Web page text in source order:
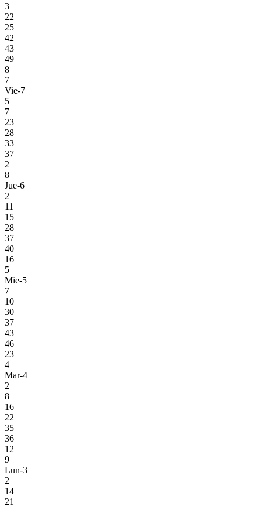
3
22
25
42
43
49
8
7
Vie-7
5
7
23
28
33
37
2
8
Jue-6
2
11
15
28
37
40
16
5
Mie-5
7
10
30
37
43
46
23
4
Mar-4
2
8
16
22
35
36
12
9
Lun-3
2
14
21